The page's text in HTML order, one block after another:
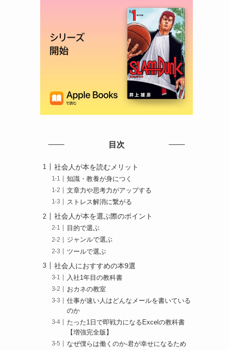
目次
社会人が本を読むメリット
知識・教養が身につく
文章力や思考力がアップする
ストレス解消に繋がる
社会人が本を選ぶ際のポイント
目的で選ぶ
ジャンルで選ぶ
ツールで選ぶ
社会人におすすめの本9選
入社1年目の教科書
おカネの教室
仕事が速い人はどんなメールを書いている
のか
たった1日で即戦力になるExcelの教科書
【増強完全版】
なぜ僕らは働くのか-君が幸せになるため